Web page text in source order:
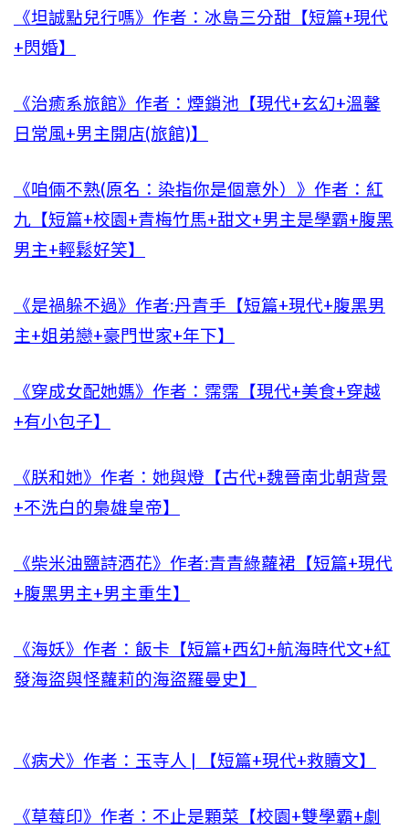
《坦誠點兒行嗎》作者：冰島三分甜【短篇+現代
+閃婚】
《治癒系旅館》作者：煙鎖池【現代+玄幻+溫馨
日常風+男主開店(旅館)】
《咱倆不熟(原名：染指你是個意外）》作者：紅
九【短篇+校園+青梅竹馬+甜文+男主是學霸+腹黑
男主+輕鬆好笑】
《是禍躲不過》作者:丹青手【短篇+現代+腹黑男
主+姐弟戀+豪門世家+年下】
《穿成女配她媽》作者：霈霈【現代+美食+穿越
+有小包子】
《朕和她》作者：她與燈【古代+魏晉南北朝背景
+不洗白的梟雄皇帝】
《柴米油鹽詩酒花》作者:青青綠蘿裙【短篇+現代
+腹黑男主+男主重生】
《海妖》作者：飯卡【短篇+西幻+航海時代文+紅
發海盜與怪蘿莉的海盜羅曼史】
《病犬》作者：玉寺人 | 【短篇+現代+救贖文】
《草莓印》作者：不止是顆菜【校園+雙學霸+劇